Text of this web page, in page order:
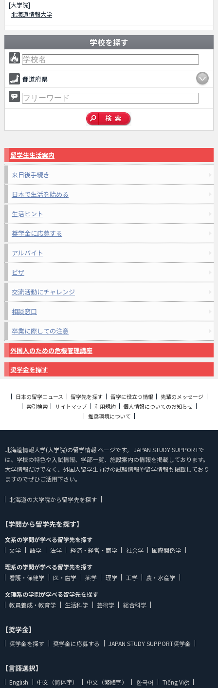
[大学院]
北海道情報大学
学校を探す
都道府県
留学生生活案内
来日後手続き
日本で生活を始める
生活ヒント
奨学金に応募する
アルバイト
ビザ
交流活動にチャレンジ
相談窓口
卒業に際しての注意
外国人のための危機管理講座
奨学金を探す
日本の留学ニュース 留学先を探す 留学に役立つ情報
先輩のメッセージ
索引検索
サイトマップ 利用規約
個人情報についてのお知らせ
推奨環境について
北海道情報大学(大学院)の留学情報 ページです。 JAPAN STUDY SUPPORTで
は、学校の特色や入試情報、学部一覧、施設案内の情報を掲載しております。
大学情報だけでなく、外国人留学生向けの試験情報や留学情報も掲載しており
ますのでぜひご活用下さい。
北海道の大学院から留学先を探す
【学問から留学先を探す】
文系の学問が学べる留学先を探す
文学
語学 法学 経済・経営・商学 社会学
国際関係学
理系の学問が学べる留学先を探す
看護・保健学
医・歯学 薬学 理学 工学
農・水産学
文理系の学問が学べる留学先を探す
教員養成・教育学
生活科学 芸術学 総合科学
【奨学金】
奨学金を探す 奨学金に応募する JAPAN STUDY SUPPORT奨学金
【言語選択】
English 中文（简体字） 中文（繁體字） 한국어 Tiếng Việt